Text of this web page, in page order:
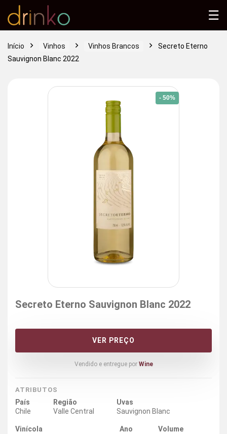
Início Vinhos Vinhos Brancos
Secreto Eterno
Sauvignon Blanc 2022
- 50%
Secreto Eterno Sauvignon Blanc 2022
VER PREÇO
Vendido e entregue por Wine
ATRIBUTOS
País
Chile
Região
Valle Central
Uvas
Sauvignon Blanc
Vinícola
Ano
Volume
☰